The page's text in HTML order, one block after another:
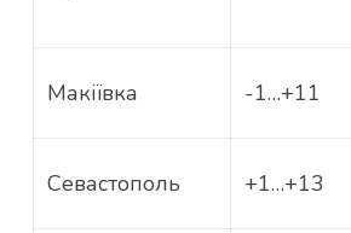
Макіївка -1…+11
Севастополь +1…+13